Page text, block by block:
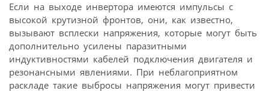
Если на выходе инвертора имеются импульсы с
высокой крутизной фронтов, они, как известно,
вызывают всплески напряжения, которые могут быть
дополнительно усилены паразитными
индуктивностями кабелей подключения двигателя и
резонансными явлениями. При неблагоприятном
раскладе такие выбросы напряжения могут привести